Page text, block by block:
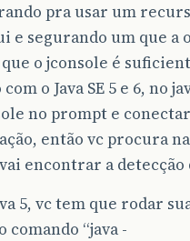
pra usar um
e segurando um que a
o jconsole é
o Java SE 5 e 6, no
no prompt e
então vc procura
encontrar a detecção
5, vc tem que rodar
comando “java -